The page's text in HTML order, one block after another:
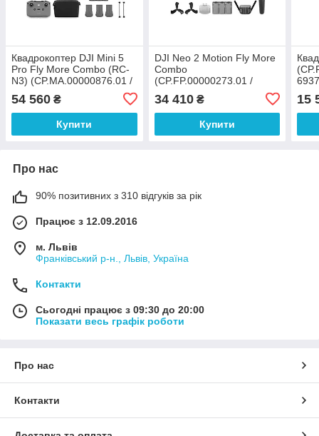
Квадрокоптер DJI Mini 5
Pro Fly More Combo (RC-
N3) (CP.MA.00000876.01 /
54 560 ₴
Купити
DJI Neo 2 Motion Fly More
Combo
(CP.FP.00000273.01 /
34 410₴
Купити
15
Про нас
90% позитивних з 310 відгуків за рік
Працює з 12.09.2016
м. Львів
Франківський р-н., Львів, Україна
Контакти
Сьогодні працює з 09:30 до 20:00
Показати весь графік роботи
Про нас
Контакти